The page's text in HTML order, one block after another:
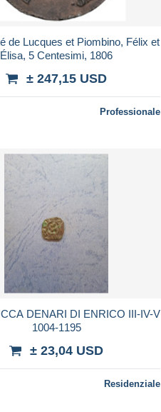
de Lucques et Piombino, Félix et
Élisa, 5 Centesimi, 1806
± 247,15 USD
Professionale
DENARI DI ENRICO III-IV-V
1004-1195
± 23,04 USD
Residenziale